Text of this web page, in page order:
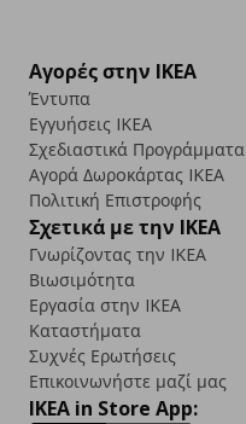
Αγορές στην IKEA
Έντυπα
Εγγυήσεις IKEA
Σχεδιαστικά Προγράμματα
Αγορά Δωρoκάρτας IKEA
Πολιτική Επιστροφής
Σχετικά με την IKEA
Γνωρίζοντας την IKEA
Βιωσιμότητα
Εργασία στην IKEA
Καταστήματα
Συχνές Ερωτήσεις
Επικοινωνήστε μαζί μας
IKEA in Store App: